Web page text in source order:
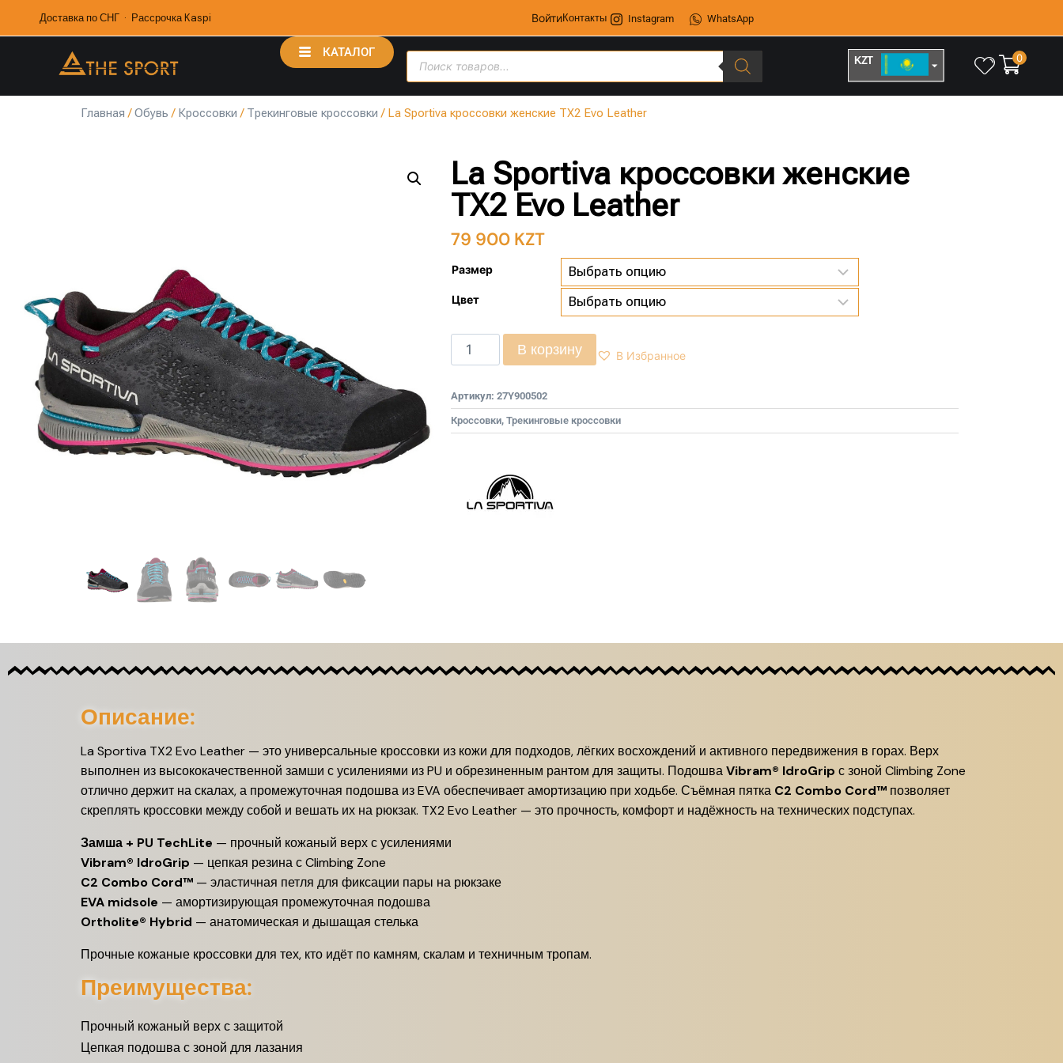
Доставка по СНГ · Рассрочка Kaspi ВойтиКонтакты Instagram WhatsApp
КАТАЛОГ
KZT 0
Главная /Обувь / Кроссовки / Трекинговые кроссовки / La Sportiva кроссовки женские TX2 Evo Leather
La Sportiva кроссовки женские
TX2 Evo Leather
79 900 KZT
Размер
Цвет
В корзину В Избранное
Артикул: 27Y900502
Кроссовки, Трекинговые кроссовки
Описание:
La Sportiva TX2 Evo Leather — это универсальные кроссовки из кожи для подходов, лёгких восхождений и активного передвижения в горах. Верх
выполнен из высококачественной замши с усилениями из PU и обрезиненным рантом для защиты. ПодошваVibram® IdroGrip с зоной Climbing Zone
отлично держит на скалах, а промежуточная подошва из EVA обеспечивает амортизацию при ходьбе. Съёмная пятка C2 Combo Cord™ позволяет
скреплять кроссовки между собой и вешать их на рюкзак. TX2 Evo Leather — это прочность, комфорт и надёжность на технических подступах.
Замша + PU TechLite — прочный кожаный верх с усилениями
Vibram® IdroGrip — цепкая резина с Climbing Zone
C2 Combo Cord™ — эластичная петля для фиксации пары на рюкзаке
EVA midsole — амортизирующая промежуточная подошва
Ortholite® Hybrid — анатомическая и дышащая стелька
Прочные кожаные кроссовки для тех, кто идёт по камням, скалам и техничным тропам.
Преимущества:
Прочный кожаный верх с защитой
Цепкая подошва с зоной для лазания